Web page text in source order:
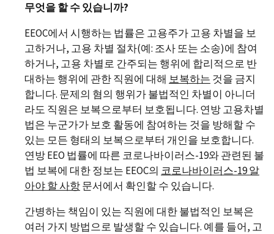
무엇을 할 수 있습니까?
EEOC에서 시행하는 법률은 고용주가 고용 차별을 보
고하거나, 고용 차별 절차(예: 조사 또는 소송)에 참여
하거나, 고용 차별로 간주되는 행위에 합리적으로 반
대하는 행위에 관한 직원에 대해 보복하는 것을 금지
합니다. 문제의 혐의 행위가 불법적인 차별이 아니더
라도 직원은 보복으로부터 보호됩니다. 연방 고용차별
법은 누군가가 보호 활동에 참여하는 것을 방해할 수
있는 모든 형태의 보복으로부터 개인을 보호합니다.
연방 EEO 법률에 따른 코로나바이러스-19와 관련된 불
법 보복에 대한 정보는 EEOC의 코로나바이러스-19알
아야 할 사항문서에서 확인할 수 있습니다.
간병하는 책임이 있는 직원에 대한 불법적인 보복은
여러 가지 방법으로 발생할 수 있습니다. 예를 들어, 고